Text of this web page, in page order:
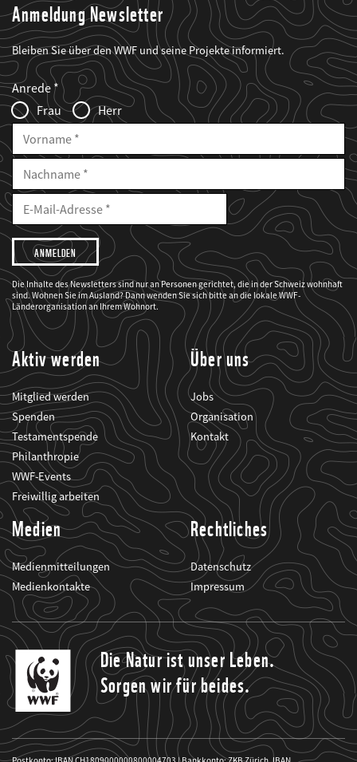
Anmeldung Newsletter
Bleiben Sie über den WWF und seine Projekte informiert.
Web2Case
Infofelder
Fieldset
anrede_name
Anrede
Frau
Herr
Vorname
Nachname
E-
Mailadresse
E-
Adresse
Ich
möchte,
dass
der
WWF
mich
über
seine
Projekte
informiert.
Die Inhalte des Newsletters sind nur an Personen gerichtet, die in der Schweiz wohnhaft
sind. Wohnen Sie im Ausland? Dann wenden Sie sich bitte an die lokale WWF-
Länderorganisation an Ihrem Wohnort.
Aktiv werden
Mitglied werden
Spenden
Testamentspende
Philanthropie
WWF-Events
Freiwillig arbeiten
Über uns
Jobs
Organisation
Kontakt
Medien
Medienmitteilungen
Medienkontakte
Rechtliches
Datenschutz
Impressum
Die Natur ist unser Leben.
Sorgen wir für beides.